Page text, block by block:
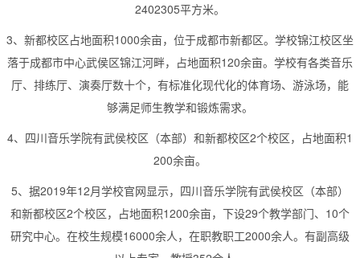
2402305平方米。
3、新都校区占地面积1000余亩，位于成都市新都区。学校锦江校区坐
落于成都市中心武侯区锦江河畔，占地面积120余亩。学校有各类音乐
厅、排练厅、演奏厅数十个，有标准化现代化的体育场、游泳场，能
够满足师生教学和锻炼需求。
4、四川音乐学院有武侯校区（本部）和新都校区2个校区，占地面积1
200余亩。
5、据2019年12月学校官网显示，四川音乐学院有武侯校区（本部）
和新都校区2个校区，占地面积1200余亩，下设29个教学部门、10个
研究中心。在校生规模16000余人，在职教职工2000余人。有副高级